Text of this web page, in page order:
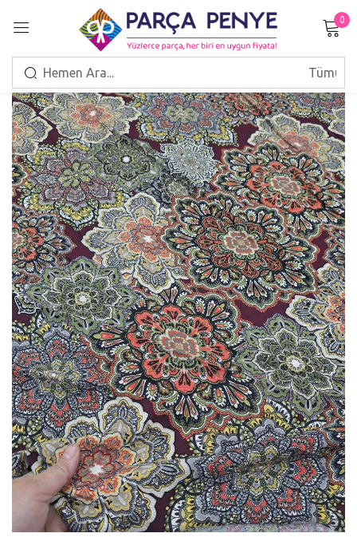
0
Giriş Yap
Beni hatırla Şifrenizi mi unuttunuz?
GIRIŞ
HESAP OLUŞTUR